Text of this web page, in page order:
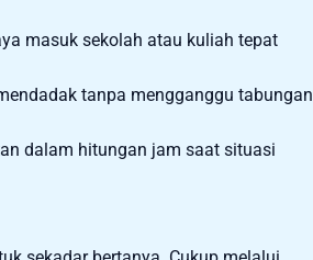
masuk sekolah atau kuliah tepat
tanpa mengganggu tabungan
dalam hitungan jam saat situasi